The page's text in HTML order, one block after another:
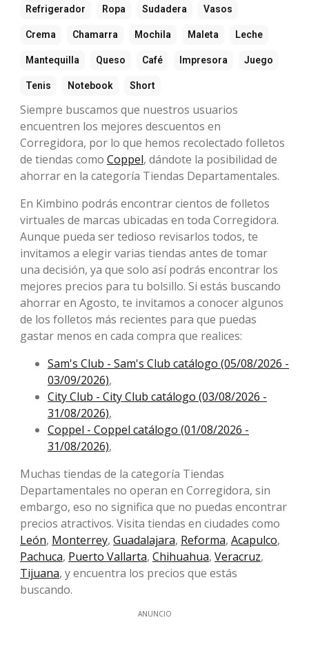
Refrigerador Ropa Sudadera Vasos
Crema Chamarra Mochila Maleta Leche
Mantequilla Queso Café Impresora Juego
Tenis Notebook Short
Siempre buscamos que nuestros usuarios
encuentren los mejores descuentos en
Corregidora, por lo que hemos recolectado folletos
de tiendas como Coppel, dándote la posibilidad de
ahorrar en la categoría Tiendas Departamentales.
En Kimbino podrás encontrar cientos de folletos
virtuales de marcas ubicadas en toda Corregidora.
Aunque pueda ser tedioso revisarlos todos, te
invitamos a elegir varias tiendas antes de tomar
una decisión, ya que solo así podrás encontrar los
mejores precios para tu bolsillo. Si estás buscando
ahorrar en Agosto, te invitamos a conocer algunos
de los folletos más recientes para que puedas
gastar menos en cada compra que realices:
Sam's Club - Sam's Club catálogo (05/08/2026 -
03/09/2026),
City Club - City Club catálogo (03/08/2026 -
31/08/2026),
Coppel - Coppel catálogo (01/08/2026 -
31/08/2026),
Muchas tiendas de la categoría Tiendas
Departamentales no operan en Corregidora, sin
embargo, eso no significa que no puedas encontrar
precios atractivos. Visita tiendas en ciudades como
León, Monterrey, Guadalajara, Reforma, Acapulco,
Pachuca, Puerto Vallarta, Chihuahua, Veracruz,
Tijuana, y encuentra los precios que estás
buscando.
ANUNCIO